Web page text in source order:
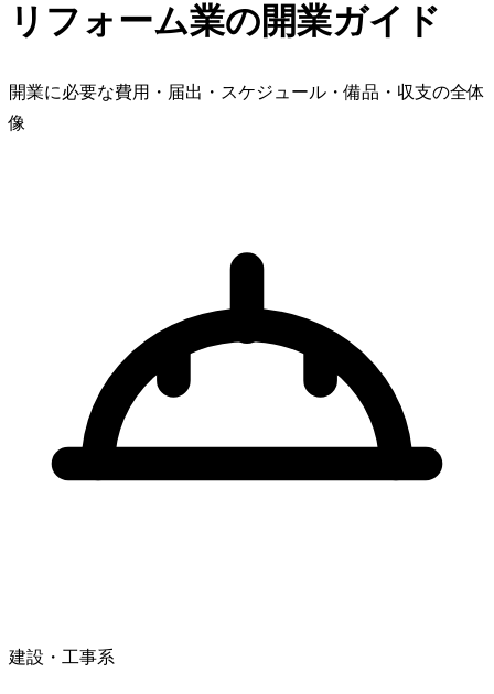
リフォーム業の開業ガイド
開業に必要な費用・届出・スケジュール・備品・収支の全体
像
建設・工事系